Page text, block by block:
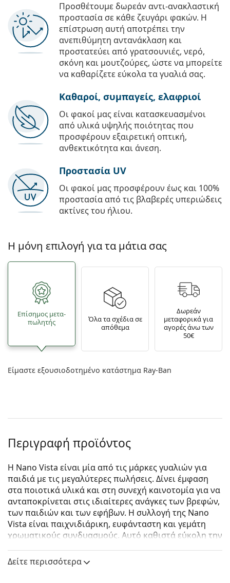
Προσθέτουμε δωρεάν αντι-ανακλαστική
προστασία σε κάθε ζευγάρι φακών. Η
επίστρωση αυτή αποτρέπει την
ανεπιθύμητη αντανάκλαση και
προστατεύει από γρατσουνιές, νερό,
σκόνη και μουτζούρες, ώστε να μπορείτε
να καθαρίζετε εύκολα τα γυαλιά σας.
Καθαροί, συμπαγείς, ελαφριοί
Οι φακοί μας είναι κατασκευασμένοι
από υλικά υψηλής ποιότητας που
προσφέρουν εξαιρετική οπτική,
ανθεκτικότητα και άνεση.
Προστασία UV
Οι φακοί μας προσφέρουν έως και 100%
προστασία από τις βλαβερές υπεριώδεις
ακτίνες του ήλιου.
Η μόνη επιλογή για τα μάτια σας
Επίσημος μετα­
πωλητής
Όλα τα σχέδια σε
απόθεμα
Δωρεάν
μεταφορικά για
αγορές άνω των
50€
Είμαστε εξουσιοδοτημένο κατάστημα Ray-Ban
Περιγραφή προϊόντος
Η Nano Vista είναι μία από τις μάρκες γυαλιών για
παιδιά με τις μεγαλύτερες πωλήσεις. Δίνει έμφαση
στα ποιοτικά υλικά και στη συνεχή καινοτομία για να
ανταποκρίνεται στις ιδιαίτερες ανάγκες των βρεφών,
των παιδιών και των εφήβων. Η συλλογή της Nano
Vista είναι παιχνιδιάρικη, ευφάνταστη και γεμάτη
χρωματικούς συνδυασμούς. Αυτό καθιστά εύκολη την
γούστο του παιδιού σας.
Δείτε περισσότερα